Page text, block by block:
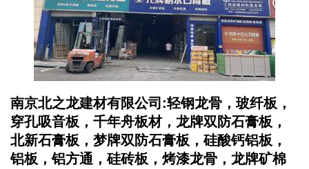
南京北之龙建材有限公司:轻钢龙骨，玻纤板，
穿孔吸音板，千年舟板材，龙牌双防石膏板，
北新石膏板，梦牌双防石膏板，硅酸钙铝板，
铝板，铝方通，硅砖板，烤漆龙骨，龙牌矿棉